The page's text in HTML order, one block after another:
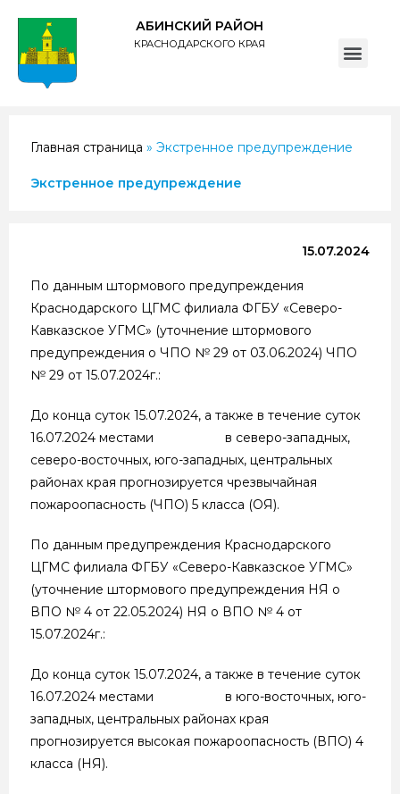
АБИНСКИЙ РАЙОН
КРАСНОДАРСКОГО КРАЯ
Главная страница » Экстренное предупреждение
Экстренное предупреждение
15.07.2024
По данным штормового предупреждения
Краснодарского ЦГМС филиала ФГБУ «Северо-
Кавказское УГМС» (уточнение штормового
предупреждения о ЧПО № 29 от 03.06.2024) ЧПО
№ 29 от 15.07.2024г.:
До конца суток 15.07.2024, а также в течение суток
16.07.2024 местами в северо-западных,
северо-восточных, юго-западных, центральных
районах края прогнозируется чрезвычайная
пожароопасность (ЧПО) 5 класса (ОЯ).
По данным предупреждения Краснодарского
ЦГМС филиала ФГБУ «Северо-Кавказское УГМС»
(уточнение штормового предупреждения НЯ о
ВПО № 4 от 22.05.2024) НЯ о ВПО № 4 от
15.07.2024г.:
До конца суток 15.07.2024, а также в течение суток
16.07.2024 местами в юго-восточных, юго-
западных, центральных районах края
прогнозируется высокая пожароопасность (ВПО) 4
класса (НЯ).